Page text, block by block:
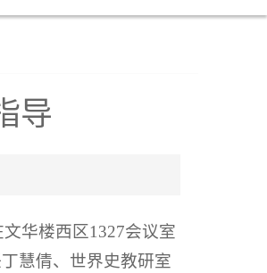
导
华楼西区1327会议室
慧倩、世界史教研室